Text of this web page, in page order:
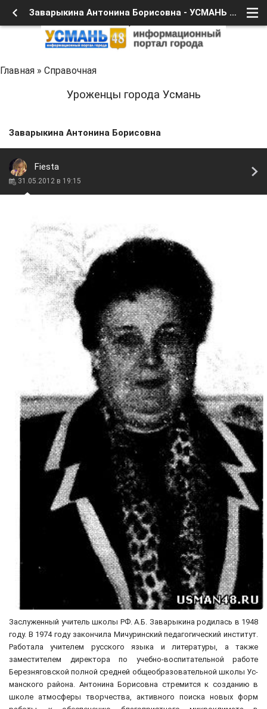
Заварыкина Антонина Борисовна - УСМАНЬ 48
Главная » Справочная
Уроженцы города Усмань
Заварыкина Антонина Борисовна
Fiesta
31.05.2012 в 19:15
Заслуженный учитель школы РФ. А.Б. Заварыкина родилась в 1948
году. В 1974 году закончила Мичуринский педагогический институт.
Работала учителем русского языка и литературы, а также
заместителем директора по учебно-воспитательной работе
Березняговской полной средней общеобразовательной школы Ус-
манского района. Антонина Борисовна стремится к созданию в
школе атмосферы творчества, активного поиска новых форм